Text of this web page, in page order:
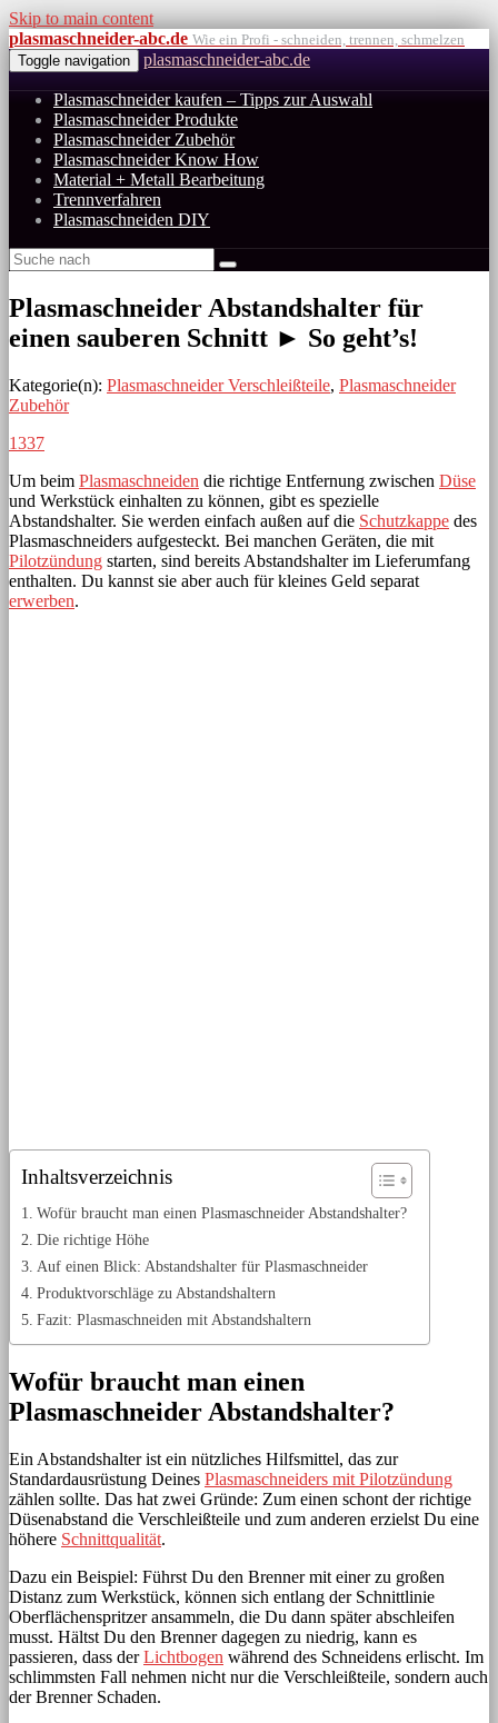
Skip to main content
plasmaschneider-abc.de Wie ein Profi - schneiden, trennen, schmelzen
Toggle navigation
plasmaschneider-abc.de
Plasmaschneider kaufen – Tipps zur Auswahl
Plasmaschneider Produkte
Plasmaschneider Zubehör
Plasmaschneider Know How
Material + Metall Bearbeitung
Trennverfahren
Plasmaschneiden DIY
Plasmaschneider Abstandshalter für
einen sauberen Schnitt ► So geht’s!
Kategorie(n): Plasmaschneider Verschleißteile, Plasmaschneider
Zubehör
1337
Um beim Plasmaschneiden die richtige Entfernung zwischen Düse
und Werkstück einhalten zu können, gibt es spezielle
Abstandshalter. Sie werden einfach außen auf die Schutzkappe des
Plasmaschneiders aufgesteckt. Bei manchen Geräten, die mit
Pilotzündung starten, sind bereits Abstandshalter im Lieferumfang
enthalten. Du kannst sie aber auch für kleines Geld separat
erwerben.
Inhaltsverzeichnis
Wofür braucht man einen Plasmaschneider Abstandshalter?
Die richtige Höhe
Auf einen Blick: Abstandshalter für Plasmaschneider
Produktvorschläge zu Abstandshaltern
Fazit: Plasmaschneiden mit Abstandshaltern
Wofür braucht man einen
Plasmaschneider Abstandshalter?
Ein Abstandshalter ist ein nützliches Hilfsmittel, das zur
Standardausrüstung Deines Plasmaschneiders mit Pilotzündung
zählen sollte. Das hat zwei Gründe: Zum einen schont der richtige
Düsenabstand die Verschleißteile und zum anderen erzielst Du eine
höhere Schnittqualität.
Dazu ein Beispiel: Führst Du den Brenner mit einer zu großen
Distanz zum Werkstück, können sich entlang der Schnittlinie
Oberflächenspritzer ansammeln, die Du dann später abschleifen
musst. Hältst Du den Brenner dagegen zu niedrig, kann es
passieren, dass derLichtbogen während des Schneidens erlischt. Im
schlimmsten Fall nehmen nicht nur die Verschleißteile, sondern auch
der Brenner Schaden.